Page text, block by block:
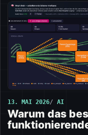
13. MAI 2026 AI
Warum das